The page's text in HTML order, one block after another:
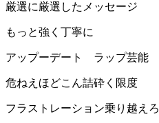
厳選に厳選したメッセージ
もっと強く丁寧に
アップーデート ラップ芸能
危ねえほどこん詰砕く限度
フラストレーション乗り越えろ